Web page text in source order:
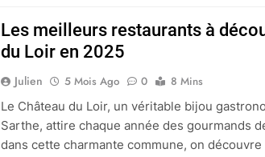
Les meilleurs restaurants à
du Loir en 2025
Julien 5 Mois Ago 0
8 Mins
Le Château du Loir, un véritable bijou
Sarthe, attire chaque année des gourmands
dans cette charmante commune, on